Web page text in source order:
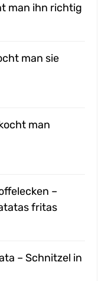
man ihn richtig
man sie
man
–
fritas
– Schnitzel in